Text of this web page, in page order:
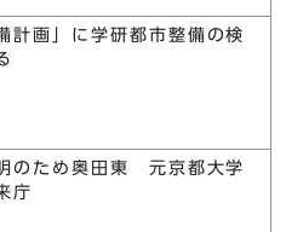
計画」に学研都市整備の検
のため奥田東 元京都大学
庁